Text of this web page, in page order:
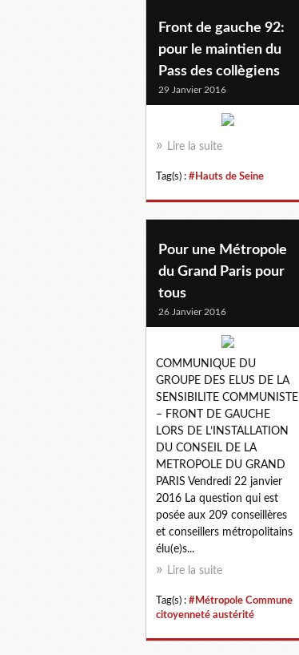
Front de gauche 92:
pour le maintien du
Pass des collègiens
29 Janvier 2016
Lire la suite
Tag(s) : #Hauts de Seine
Pour une Métropole
du Grand Paris pour
tous
26 Janvier 2016
COMMUNIQUE DU
GROUPE DES ELUS DE LA
SENSIBILITE COMMUNISTE
– FRONT DE GAUCHE
LORS DE L’INSTALLATION
DU CONSEIL DE LA
METROPOLE DU GRAND
PARIS Vendredi 22 janvier
2016 La question qui est
posée aux 209 conseillères
et conseillers métropolitains
élu(e)s...
Lire la suite
Tag(s) : #Métropole Commune
citoyenneté austérité